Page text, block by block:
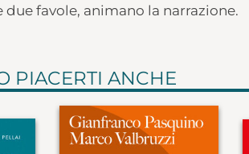
favole, animano la narrazione.
PIACERTI ANCHE